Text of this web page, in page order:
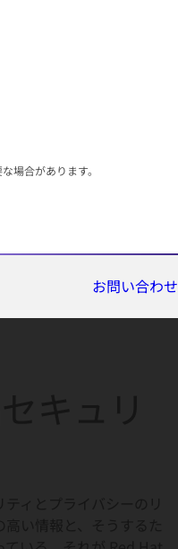
場合があります。
お問い合わせ